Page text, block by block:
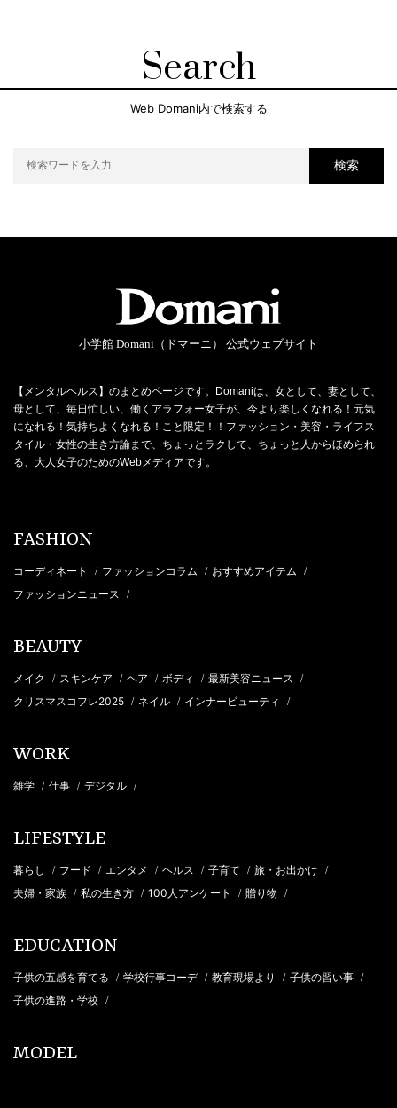
Search
Web Domani内で検索する
検索
小学館 Domani（ドマーニ） 公式ウェブサイト
【メンタルヘルス】のまとめページです。Domaniは、女として、妻として、
母として、毎日忙しい、働くアラフォー女子が、今より楽しくなれる！元気
になれる！気持ちよくなれる！こと限定！！ファッション・美容・ライフス
タイル・女性の生き方論まで、ちょっとラクして、ちょっと人からほめられ
る、大人女子のためのWebメディアです。
FASHION
コーディネート / ファッションコラム / おすすめアイテム /
ファッションニュース /
BEAUTY
メイク / スキンケア / ヘア / ボディ / 最新美容ニュース /
クリスマスコフレ2025 / ネイル / インナービューティ /
WORK
雑学 / 仕事 / デジタル /
LIFESTYLE
暮らし / フード / エンタメ / ヘルス / 子育て / 旅・お出かけ /
夫婦・家族 / 私の生き方 / 100人アンケート / 贈り物 /
EDUCATION
子供の五感を育てる / 学校行事コーデ / 教育現場より / 子供の習い事 /
子供の進路・学校 /
MODEL